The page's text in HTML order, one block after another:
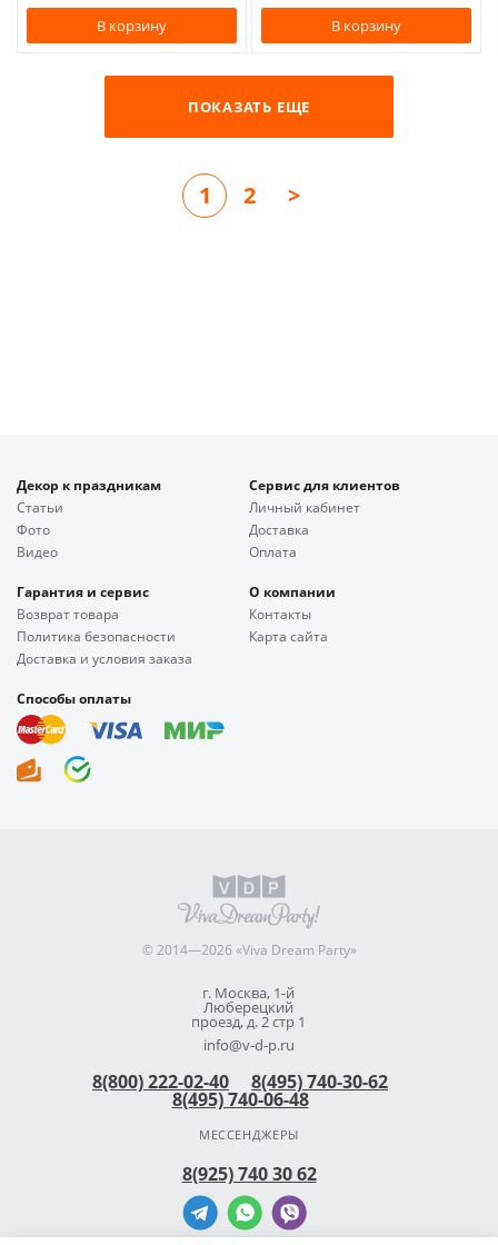
В корзину В корзину
ПОКАЗАТЬ ЕЩЕ
1 2 >
Декор к праздникам
Статьи
Фото
Видео
Сервис для клиентов
Личный кабинет
Доставка
Оплата
Гарантия и сервис
Возврат товара
Политика безопасности
Доставка и условия заказа
О компании
Контакты
Карта сайта
Способы оплаты
© 2014—2026 «Viva Dream Party»
г. Москва, 1-й
Люберецкий
проезд, д. 2 стр 1
info@v-d-p.ru
8(800) 222-02-40 8(495) 740-30-62
8(495) 740-06-48
МЕССЕНДЖЕРЫ
8(925) 740 30 62